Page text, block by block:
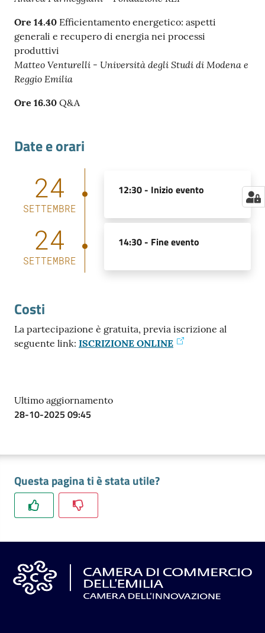
Ore 14.40 Efficientamento energetico: aspetti
generali e recupero di energia nei processi
produttivi
Matteo Venturelli - Università degli Studi di Modena e
Reggio Emilia
Ore 16.30 Q&A
Date e orari
24
SETTEMBRE
12:30 - Inizio evento
24
SETTEMBRE
14:30 - Fine evento
Costi
La partecipazione è gratuita, previa iscrizione al
seguente link: ISCRIZIONE ONLINE
Ultimo aggiornamento
28-10-2025 09:45
Questa pagina ti è stata utile?